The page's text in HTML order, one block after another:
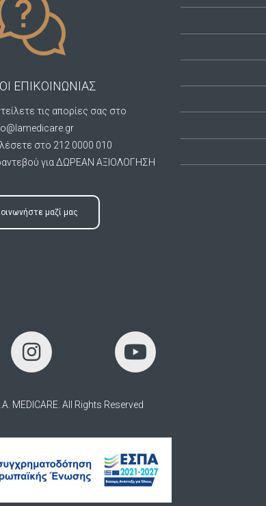
ΕΠΙΚΟΙΝΩΝΙΑΣ
τις απορίες σας στο
στο 212 0000 010
για ΔΩΡΕΑΝ ΑΞΙΟΛΟΓΗΣΗ
μαζί μας
MEDICARE. All Rights Reserved